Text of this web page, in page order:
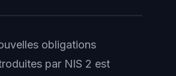
obligations
par NIS 2 est